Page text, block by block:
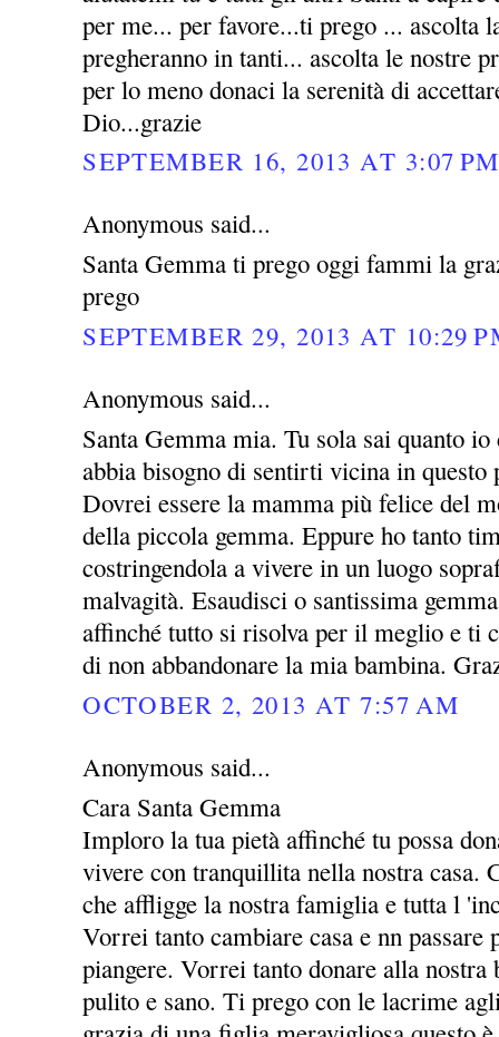
per me... per favore...ti prego ... ascolta
pregheranno in tanti... ascolta le nostre
per lo meno donaci la serenità di
Dio...grazie
SEPTEMBER 16, 2013 AT 3:07 PM
Anonymous said...
Santa Gemma ti prego oggi fammi la
prego
SEPTEMBER 29, 2013 AT 10:29
Anonymous said...
Santa Gemma mia. Tu sola sai quanto
abbia bisogno di sentirti vicina in
Dovrei essere la mamma più felice del
della piccola gemma. Eppure ho tanto
costringendola a vivere in un luogo
malvagità. Esaudisci o santissima
affinché tutto si risolva per il meglio e ti
di non abbandonare la mia bambina.
OCTOBER 2, 2013 AT 7:57 AM
Anonymous said...
Cara Santa Gemma
Imploro la tua pietà affinché tu possa
vivere con tranquillita nella nostra casa.
che affligge la nostra famiglia e tutta l
Vorrei tanto cambiare casa e nn
piangere. Vorrei tanto donare alla nostra
pulito e sano. Ti prego con le lacrime